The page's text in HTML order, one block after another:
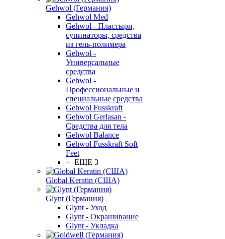
Gehwol (Германия)
Gehwol Med
Gehwol - Пластыри,
супинаторы, средства
из гель-полимера
Gehwol -
Универсальные
средства
Gehwol -
Профессиональные и
специальные средства
Gehwol Fusskraft
Gehwol Gerlasan -
Средства для тела
Gehwol Balance
Gehwol Fusskraft Soft
Feet
+ ЕЩЕ 3
Global Keratin (США)
Glynt (Германия)
Glynt - Уход
Glynt - Окрашивание
Glynt - Укладка